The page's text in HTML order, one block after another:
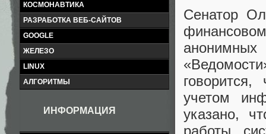
КОСМОНАВТИКА
РАЗРАБОТКА ВЕБ-САЙТОВ
GOOGLE
ЖЕЛЕЗО
LINUX
АЛГОРИТМЫ
ИНФОРМАЦИЯ
Сенатор
учетом
указано,